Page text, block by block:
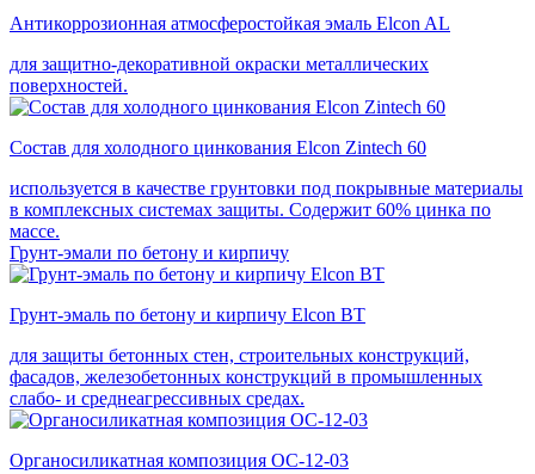
Антикоррозионная атмосферостойкая эмаль Elcon AL
для защитно-декоративной окраски металлических
поверхностей.
Состав для холодного цинкования Elcon Zintech 60
используется в качестве грунтовки под покрывные материалы
в комплексных системах защиты. Cодержит 60% цинка по
массе.
Грунт-эмали по бетону и кирпичу
Грунт-эмаль по бетону и кирпичу Elcon BT
для защиты бетонных стен, строительных конструкций,
фасадов, железобетонных конструкций в промышленных
слабо- и среднеагрессивных средах.
Органосиликатная композиция ОС-12-03